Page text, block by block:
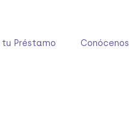
tu Préstamo Conócenos